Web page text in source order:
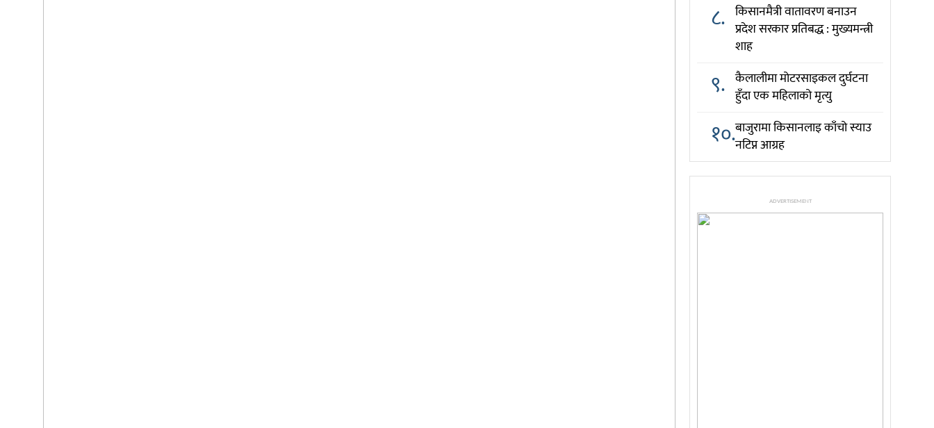
८. किसानमैत्री वातावरण बनाउन
प्रदेश सरकार प्रतिबद्ध : मुख्यमन्त्री
शाह
९. कैलालीमा मोटरसाइकल दुर्घटना
हुँदा एक महिलाको मृत्यु
१०.बाजुरामा किसानलाइ काँचो स्याउ
नटिप्न आग्रह
ADVERTISEMENT